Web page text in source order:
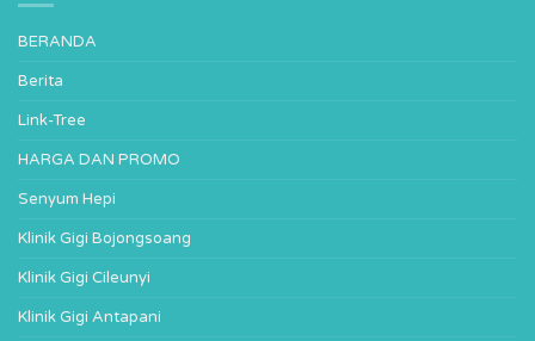
BERANDA
Berita
Link-Tree
HARGA DAN PROMO
Senyum Hepi
Klinik Gigi Bojongsoang
Klinik Gigi Cileunyi
Klinik Gigi Antapani